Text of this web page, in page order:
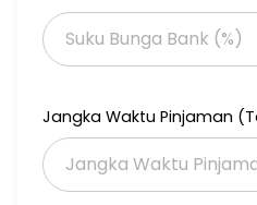
Jangka Waktu Pinjaman